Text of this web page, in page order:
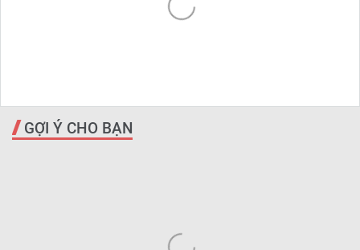
GỢI Ý CHO BẠN